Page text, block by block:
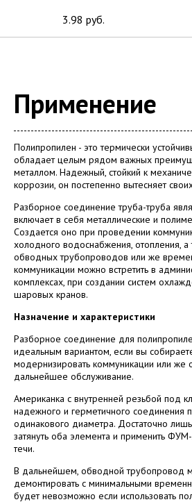
3.98 руб.
Применение
Полипропилен - это термически
обладает целым рядом важных
металлом. Надежный, стойкий к
коррозии, он постепенно вытесняет
Разборное соединение труба-труба
включает в себя металлические и
Создается оно при проведении
холодного водоснабжения, отопления,
обводных трубопроводов или же
коммуникации можно встретить в
комплексах, при создании систем
шаровых кранов.
Назначение и характеристики
Разборное соединение для
идеальным вариантом, если вы
модернизировать коммуникации или же
дальнейшее обслуживание.
Американка с внутренней резьбой под
надежного и герметичного соединения
одинакового диаметра. Достаточно
затянуть оба элемента и применить
течи.
В дальнейшем, обводной трубопровод
демонтировать с минимальными
будет невозможно если использовать